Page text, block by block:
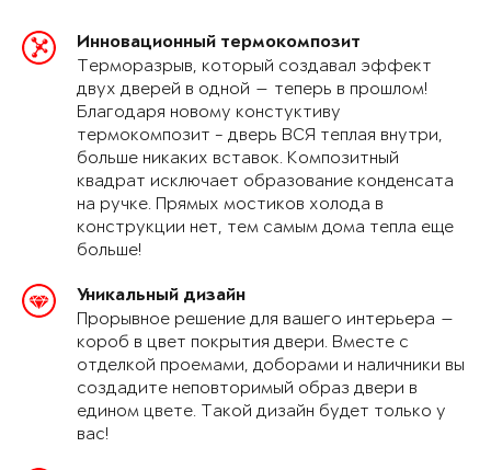
Инновационный термокомпозит
Терморазрыв, который создавал эффект
двух дверей в одной — теперь в прошлом!
Благодаря новому констуктиву
термокомпозит - дверь ВСЯ теплая внутри,
больше никаких вставок. Композитный
квадрат исключает образование конденсата
на ручке. Прямых мостиков холода в
конструкции нет, тем самым дома тепла еще
больше!
Уникальный дизайн
Прорывное решение для вашего интерьера —
короб в цвет покрытия двери. Вместе с
отделкой проемами, доборами и наличники вы
создадите неповторимый образ двери в
едином цвете. Такой дизайн будет только у
вас!